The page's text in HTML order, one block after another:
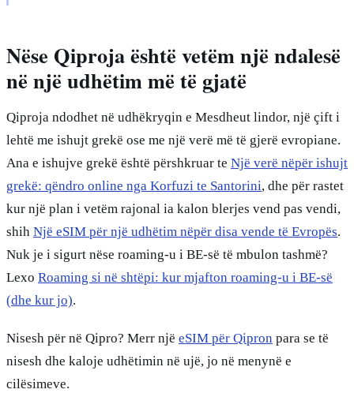
Nëse Qiproja është vetëm një ndalesë
në një udhëtim më të gjatë
Qiproja ndodhet në udhëkryqin e Mesdheut lindor, një çift i
lehtë me ishujt grekë ose me një verë më të gjerë evropiane.
Ana e ishujve grekë është përshkruar te Një verë nëpër ishujt
grekë: qëndro online nga Korfuzi te Santorini, dhe për rastet
kur një plan i vetëm rajonal ia kalon blerjes vend pas vendi,
shih Një eSIM për një udhëtim nëpër disa vende të Evropës.
Nuk je i sigurt nëse roaming-u i BE-së të mbulon tashmë?
Lexo Roaming si në shtëpi: kur mjafton roaming-u i BE-së
(dhe kur jo).
Nisesh për në Qipro? Merr një eSIM për Qipron para se të
nisesh dhe kaloje udhëtimin në ujë, jo në menynë e
cilësimeve.